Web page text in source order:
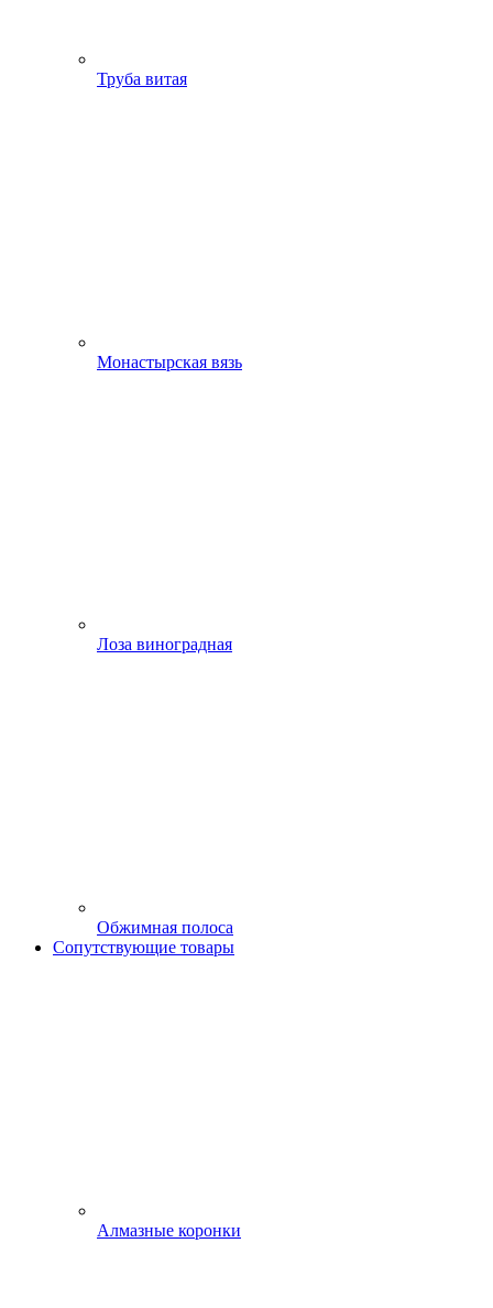
Труба витая
Монастырская вязь
Лоза виноградная
Обжимная полоса
Сопутствующие товары
Алмазные коронки